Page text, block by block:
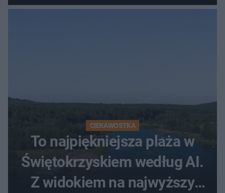
CIEKAWOSTKA
To najpiękniejsza plaża w
Świętokrzyskiem według AI.
Z widokiem na najwyższy